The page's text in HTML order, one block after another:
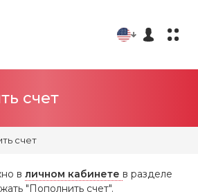
счет
счет
в личном кабинете в разделе
"Пополнить счет".